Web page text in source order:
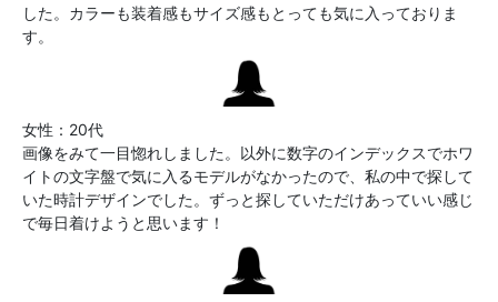
した。カラーも装着感もサイズ感もとっても気に入っておりま
す。
女性：20代
画像をみて一目惚れしました。以外に数字のインデックスでホワ
イトの文字盤で気に入るモデルがなかったので、私の中で探して
いた時計デザインでした。ずっと探していただけあっていい感じ
で毎日着けようと思います！